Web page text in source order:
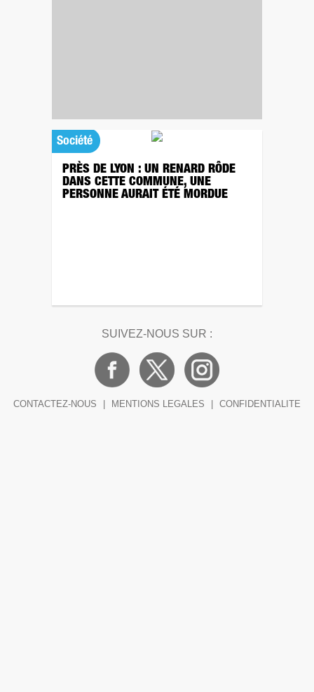
Société
PRÈS DE LYON : UN RENARD RÔDE
DANS CETTE COMMUNE, UNE
PERSONNE AURAIT ÉTÉ MORDUE
SUIVEZ-NOUS SUR :
CONTACTEZ-NOUS MENTIONS LEGALES CONFIDENTIALITE